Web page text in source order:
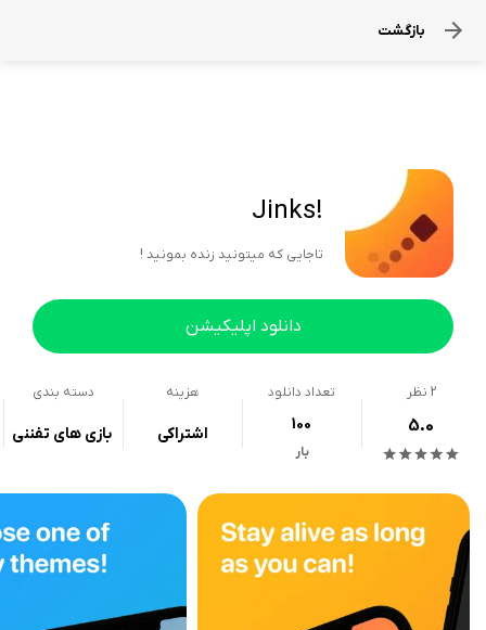
بازگشت
!Jinks
تاجایی که میتونید زنده بمونید !
دانلود اپلیکیشن
2 نظر
5.0
تعداد دانلود
100
بار
هزینه
اشتراکی
دسته بندی
بازی های تفننی